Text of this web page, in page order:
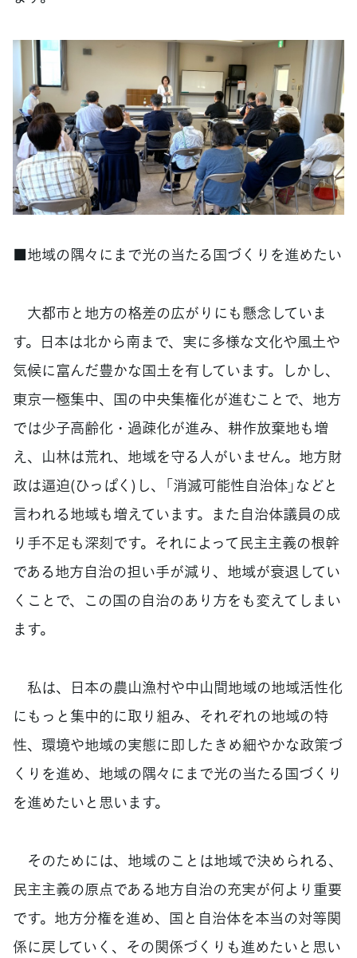
■地域の隅々にまで光の当たる国づくりを進めたい
大都市と地方の格差の広がりにも懸念していま
す。日本は北から南まで、実に多様な文化や風土や
気候に富んだ豊かな国土を有しています。しかし、
東京一極集中、国の中央集権化が進むことで、地方
では少子高齢化・過疎化が進み、耕作放棄地も増
え、山林は荒れ、地域を守る人がいません。地方財
政は逼迫(ひっぱく)し、「消滅可能性自治体」などと
言われる地域も増えています。また自治体議員の成
り手不足も深刻です。それによって民主主義の根幹
である地方自治の担い手が減り、地域が衰退してい
くことで、この国の自治のあり方をも変えてしまい
ます。
私は、日本の農山漁村や中山間地域の地域活性化
にもっと集中的に取り組み、それぞれの地域の特
性、環境や地域の実態に即したきめ細やかな政策づ
くりを進め、地域の隅々にまで光の当たる国づくり
を進めたいと思います。
そのためには、地域のことは地域で決められる、
民主主義の原点である地方自治の充実が何より重要
です。地方分権を進め、国と自治体を本当の対等関
係に戻していく、その関係づくりも進めたいと思い